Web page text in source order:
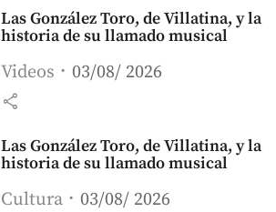
Las González Toro, de Villatina, y la
historia de su llamado musical
Videos 03/08/ 2026
share
Las González Toro, de Villatina, y la
historia de su llamado musical
Cultura 03/08/ 2026